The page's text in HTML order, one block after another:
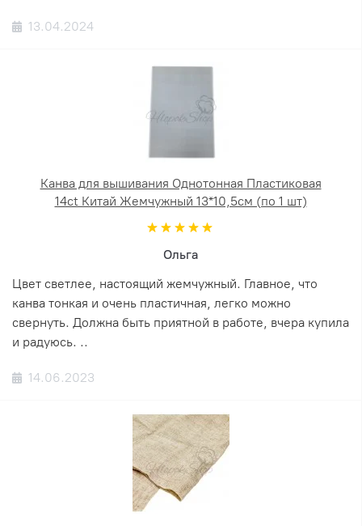
13.04.2024
Канва для вышивания Однотонная Пластиковая
14ct Китай Жемчужный 13*10,5см (по 1 шт)
Ольга
Цвет светлее, настоящий жемчужный. Главное, что
канва тонкая и очень пластичная, легко можно
свернуть. Должна быть приятной в работе, вчера купила
и радуюсь. ..
14.06.2023